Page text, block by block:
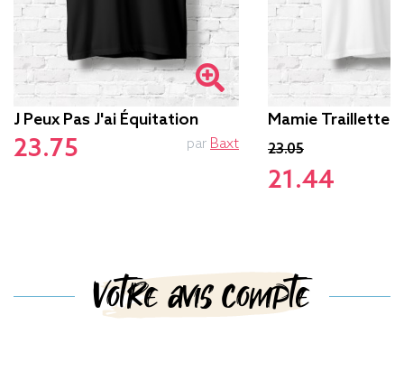
J Peux Pas J'ai Équitation
23.75 par Baxt
Mamie Traillette
23.05
21.44
Votre avis compte